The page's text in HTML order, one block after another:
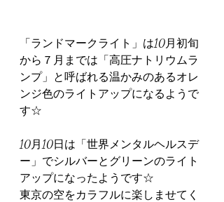
「ランドマークライト」は10月初旬
から７月までは「高圧ナトリウムラ
ンプ」と呼ばれる温かみのあるオレ
ンジ色のライトアップになるようで
す☆
10月10日は「世界メンタルヘルスデ
ー」でシルバーとグリーンのライト
アップになったようです☆
東京の空をカラフルに楽しませてく